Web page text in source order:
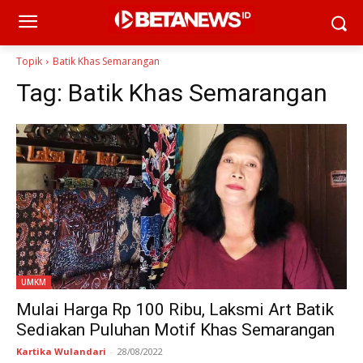
Topik Batik Khas Semarangan
Tag: Batik Khas Semarangan
UMKM
Mulai Harga Rp 100 Ribu, Laksmi Art Batik
Sediakan Puluhan Motif Khas Semarangan
Kartika Wulandari - 28/08/2022